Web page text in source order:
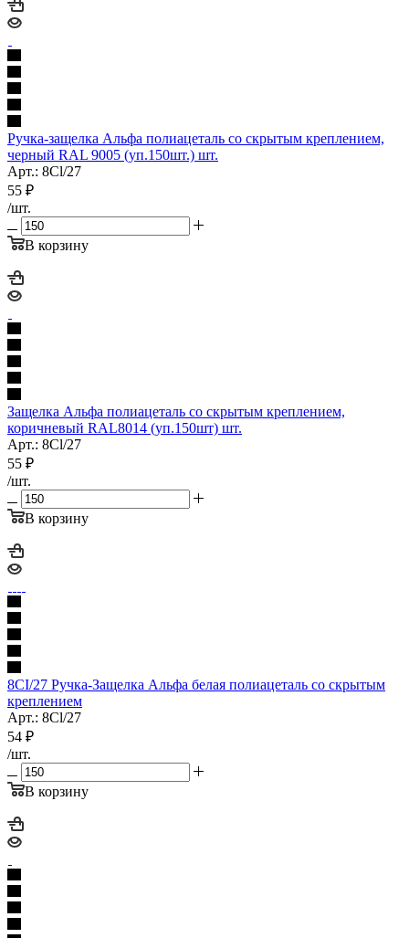
Ручка-защелка Альфа полиацеталь со скрытым креплением,
черный RAL 9005 (уп.150шт.) шт.
Арт.: 8Cl/27
55 ₽
/шт.
В корзину
Защелка Альфа полиацеталь со скрытым креплением,
коричневый RAL8014 (уп.150шт) шт.
Арт.: 8Cl/27
55 ₽
/шт.
В корзину
8CI/27 Ручка-Защелка Альфа белая полиацеталь со скрытым
креплением
Арт.: 8Cl/27
54 ₽
/шт.
В корзину